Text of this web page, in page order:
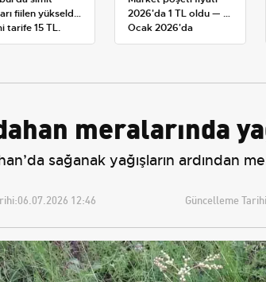
fiilen yükseldi:
tarife 15 TL,
20-25 TL'ye
2026'da 1 TL oldu — 1
Ocak 2026'da
yürürlüğe giren tarife
meralarında
sağanak yağışların ardından
06.07.2026 12:46 Güncelleme